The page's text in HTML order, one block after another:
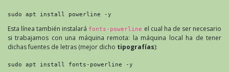
sudo apt install powerline -y
Esta línea también instalará fonts-powerline el cual ha de ser necesario
si trabajamos con una máquina remota: la máquina local ha de tener
dichas fuentes de letras (mejor dicho tipografías):
sudo apt install fonts-powerline -y